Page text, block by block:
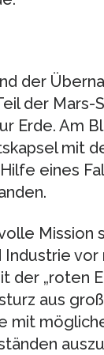
der
der Mars-
Erde. Am
mit
eines
Mission
vor
der „roten
aus
mit